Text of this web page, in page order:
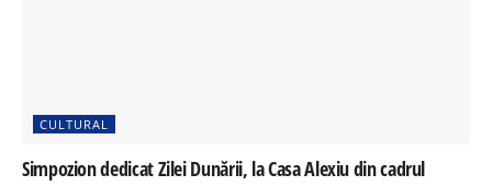
CULTURAL
Simpozion dedicat Zilei Dunării, la Casa Alexiu din cadrul